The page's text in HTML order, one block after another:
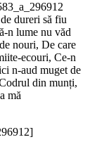
dureri să fiu
n lume nu văd
nouri, De care
ecouri, Ce-n
n-aud muget de
din munți,
mă